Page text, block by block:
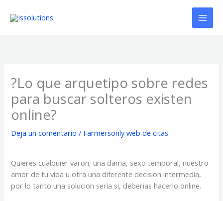
?Lo que arquetipo sobre redes
para buscar solteros existen
online?
Deja un comentario / Farmersonly web de citas
Quieres cualquier varon, una dama, sexo temporal, nuestro
amor de tu vida u otra una diferente decision intermedia,
por lo tanto una solucion seri­a si, deberias hacerlo online.